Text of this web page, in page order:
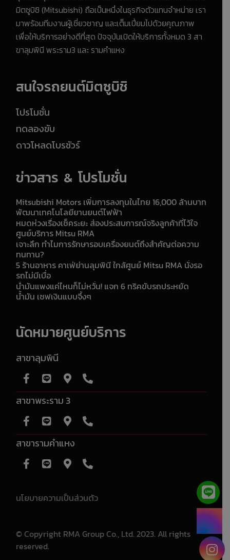
มิตซูบิชิ (Mitsubishi) ถือเป็นหนึ่งในธุรกิจตัวแทนจำหน่าย เรา
มาพร้อมทีมงานผู้เชี่ยวชาญ และเต็มเปี่ยมไปด้วยคุณภาพ
เพื่อให้บริการอย่างดีที่สุด ปัจจุบันเปิดให้บริการทั้งหมด 3 สา
ขาลุมพินี พระราม3 และ รามคำแหง
สนใจรถยนต์มิตซูบิชิ
โปรโมชั่น
ทดลองขับ
ดาวโหลดโบรชัวร์
ข่าวสาร & โปรโมชั่น
Mitsubishi Motors เพิ่มการลงทุนในไทย 16,000 ล้านบาท
พัฒนาเทคโนโลยียานยนต์ไฟฟ้า
หมดห่วงเรื่องเช็คระยะ ส่องประสบการณ์จริงลูกค้าที่ไว้ใจ
ศูนย์บริการ Mitsu RMA
เจาะลึก ทำไมการรักษารอบเครื่องยนต์ถึงสำคัญต่อความ
ทนทาน?
5 ร้านอาหาร คาเฟ่ย่านลุมพินี ใกล้ศูนย์ Mitsu RMA นั่งรอ
รถไม่มีเบื่อ
น้ำมันแพงแค่ไหนก็ไม่หวั่น! แจก 6 ทริคขับรถประหยัด
น้ำมัน เซฟเงินแบบจึ้งๆ
นัดหมายศูนย์บริการ
สาขาลุมพินี
สาขาพระราม 3
สาขารามคำแหง
นโยบายความเป็นส่วนตัว
© Copyright RMA Group Co., Ltd. 2023. All rights
reserved.